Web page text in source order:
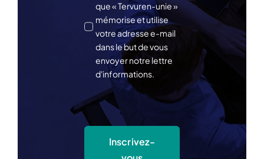
que « Tervuren-unie »
mémorise et utilise
votre adresse e-mail
dans le but de vous
envoyer notre lettre
d'informations.
Inscrivez-